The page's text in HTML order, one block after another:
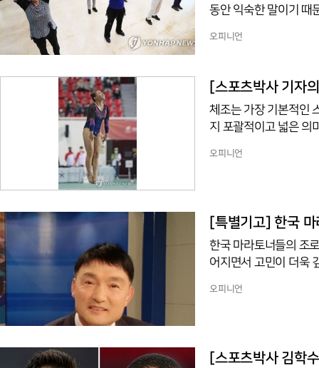
동안 익숙한 말이기 때
(體操’)가 합해진 말
른 발육, 건강 증진, 체력 단
(體操)’라고 말할까‘
오피니언
[스포츠박사 기자
체조는 가장 기본적인
지 포괄적이고 넓은 의
육, 건강 증진, 체력
‘Gymnastics’와 독일
오피니언
[특별기고] 한국
한국 마라토너들의 조
어지면서 고민이 더욱 깊어진다. 한국 남자 마라톤은 그동안 국제
년) 선생이 전 세계 마
오피니언
[스포츠박사 김학